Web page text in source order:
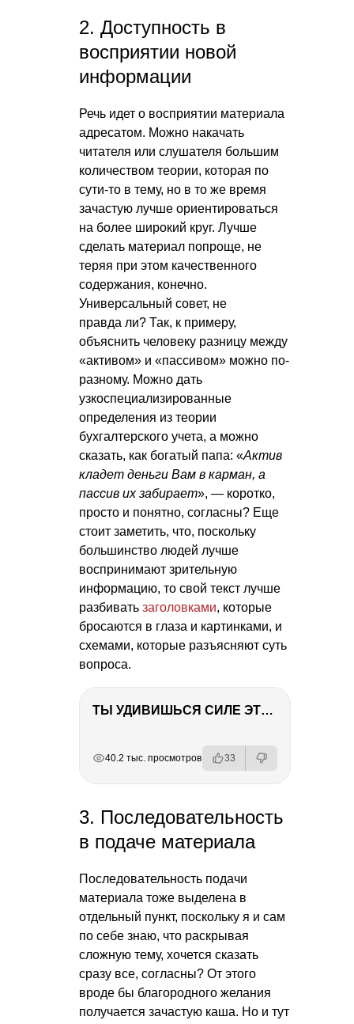
2. Доступность в
восприятии новой
информации
Речь идет о восприятии материала
адресатом. Можно накачать
читателя или слушателя большим
количеством теории, которая по
сути-то в тему, но в то же время
зачастую лучше ориентироваться
на более широкий круг. Лучше
сделать материал попроще, не
теряя при этом качественного
содержания, конечно.
Универсальный совет, не
правда ли? Так, к примеру,
объяснить человеку разницу между
«активом» и «пассивом» можно по-
разному. Можно дать
узкоспециализированные
определения из теории
бухгалтерского учета, а можно
сказать, как богатый папа: «Актив
кладет деньги Вам в карман, а
пассив их забирает», — коротко,
просто и понятно, согласны? Еще
стоит заметить, что, поскольку
большинство людей лучше
воспринимают зрительную
информацию, то свой текст лучше
разбивать заголовками, которые
бросаются в глаза и картинками, и
схемами, которые разъясняют суть
вопроса.
ТЫ УДИВИШЬСЯ СИЛЕ ЭТО ЧЕЛОВЕКА! Блог о нашей поездке в Вышний Волочек
40.2 тыс. просмотров 33
3. Последовательность
в подаче материала
Последовательность подачи
материала тоже выделена в
отдельный пункт, поскольку я и сам
по себе знаю, что раскрывая
сложную тему, хочется сказать
сразу все, согласны? От этого
вроде бы благородного желания
получается зачастую каша. Но и тут